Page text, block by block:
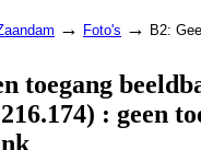
→ Foto's → B2:
toegang
: geen